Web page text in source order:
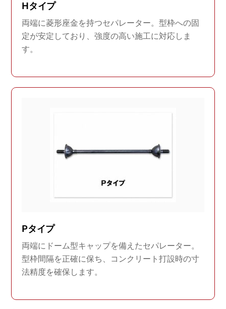
Hタイプ
両端に菱形座金を持つセパレーター。型枠への固
定が安定しており、強度の高い施工に対応しま
す。
Pタイプ
両端にドーム型キャップを備えたセパレーター。
型枠間隔を正確に保ち、コンクリート打設時の寸
法精度を確保します。